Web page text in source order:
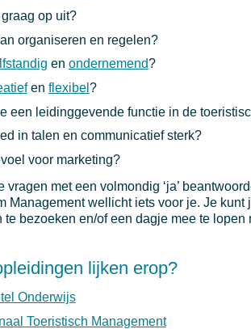
op uit?
organiseren en regelen?
en ondernemend?
en flexibel ?
een leidinggevende functie in de
in talen en communicatief sterk?
voor marketing?
vragen met een volmondig ‘ja’
Management wellicht iets voor je. Je kunt
te bezoeken en/of een dagje mee te lopen
lijken erop?
Onderwijs
Toeristisch Management